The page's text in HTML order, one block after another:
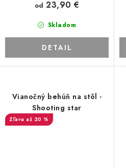
Skladom
od 23,90 €
DETAIL
Vianočný behúň na stôl -
Shooting star
až 20 %